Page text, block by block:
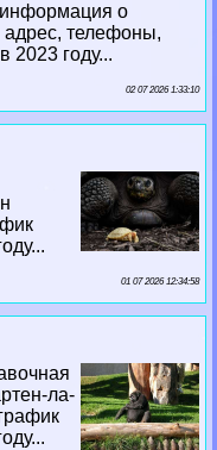
о
телефоны,
2023 году...
02 07 2026 1:33:10
01 07 2026 12:34:58
ла-